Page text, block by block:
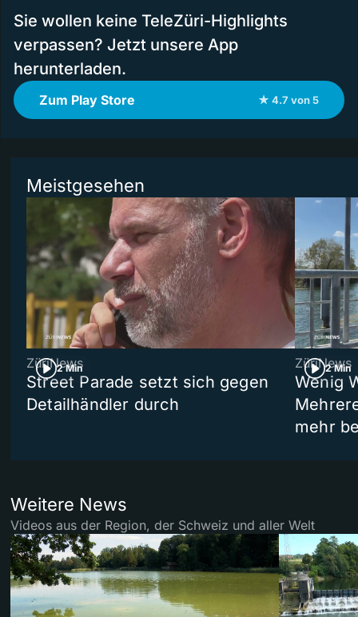
Sie wollen keine TeleZüri-Highlights
verpassen? Jetzt unsere App
herunterladen.
Zum Play Store ★ 4.7 von 5
Meistgesehen
2 Min
ZüriNews
Street Parade setzt sich gegen
Detailhändler durch
2 Min
ZüriNews
Wenig
mehr
Weitere News
Videos aus der Region, der Schweiz und aller Welt